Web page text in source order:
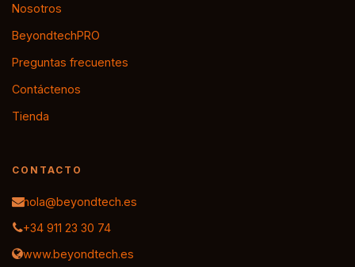
Nosotros
BeyondtechPRO
Preguntas frecuentes
Contáctenos
Tienda
CONTACTO
hola@beyondtech.es
+34 911 23 30 74
www.beyondtech.es